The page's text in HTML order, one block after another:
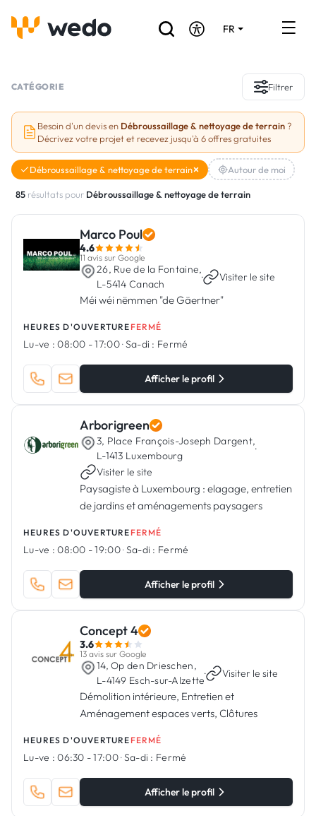
FR
Réalisations
Aides et subventions
Vous êtes un Artisan ?
CATÉGORIE Filtrer
Besoin d'un devis en Débroussaillage & nettoyage de terrain ?
Décrivez votre projet et recevez jusqu'à 6 offres gratuites
Débroussaillage & nettoyage de terrain Autour de moi
85 résultats pour Débroussaillage & nettoyage de terrain
Marco Poul
4.6
11 avis sur Google
26, Rue de la Fontaine,
L-5414 Canach
· Visiter le site
Méi wéi nëmmen "de Gäertner"
HEURES D'OUVERTURE FERMÉ
Lu-ve : 08:00 - 17:00·Sa-di : Fermé
Afficher le profil
Arborigreen
3, Place François-Joseph Dargent,
L-1413 Luxembourg
·
Visiter le site
Paysagiste à Luxembourg : elagage, entretien
de jardins et aménagements paysagers
HEURES D'OUVERTURE FERMÉ
Lu-ve : 08:00 - 19:00·Sa-di : Fermé
Afficher le profil
Concept 4
3.6
13 avis sur Google
14, Op den Drieschen,
L-4149 Esch-sur-Alzette
· Visiter le site
Démolition intérieure, Entretien et
Aménagement espaces verts, Clôtures
HEURES D'OUVERTURE FERMÉ
Lu-ve : 06:30 - 17:00·Sa-di : Fermé
Afficher le profil